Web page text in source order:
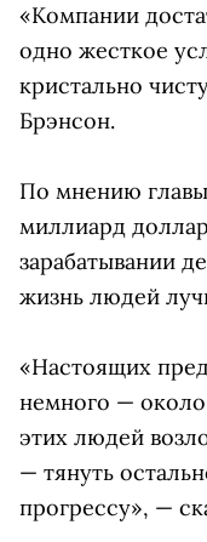
«Компании
одно жесткое
кристально
Брэнсон.
По мнению
миллиард
зарабатывании
жизнь людей
«Настоящих
немного —
этих людей
— тянуть
прогрессу», —